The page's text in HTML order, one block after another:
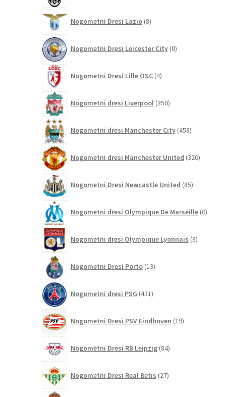
Nogometni Dresi Lazio 8izdelkov
Nogometni Dresi Leicester City 0izdelkov
Nogometni Dresi Lille OSC 4izdelki
Nogometni dresi Liverpool 350izdelkov
Nogometni dresi Manchester City 458izdelkov
Nogometni dresi Manchester United 320izdelkov
Nogometni Dresi Newcastle United 85izdelkov
Nogometni dresi Olympique De Marseille 0
Nogometni dresi Olympique Lyonnais 3izdelki
Nogometni Dresi Porto 13izdelkov
Nogometni dresi PSG 431izdelkov
Nogometni Dresi PSV Eindhoven 19izdelkov
Nogometni Dresi RB Leipzig 84izdelkov
Nogometni Dresi Real Betis 27izdelkov